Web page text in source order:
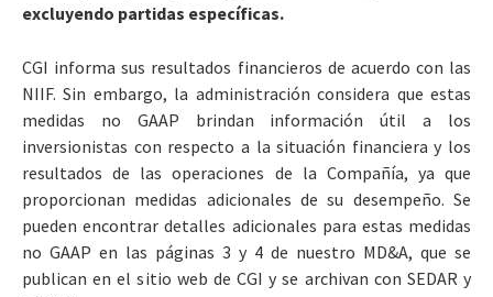
excluyendo partidas específicas.
CGI informa sus resultados financieros de acuerdo con las
NIIF. Sin embargo, la administración considera que estas
medidas no GAAP brindan información útil a los
inversionistas con respecto a la situación financiera y los
resultados de las operaciones de la Compañía, ya que
proporcionan medidas adicionales de su desempeño. Se
pueden encontrar detalles adicionales para estas medidas
no GAAP en las páginas 3 y 4 de nuestro MD&A, que se
publican en el sitio web de CGI y se archivan con SEDAR y